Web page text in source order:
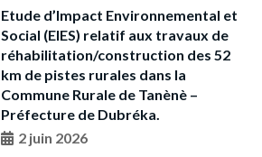
Etude d’Impact Environnemental et
Social (EIES) relatif aux travaux de
réhabilitation/construction des 52
km de pistes rurales dans la
Commune Rurale de Tanènè –
Préfecture de Dubréka.
2 juin 2026